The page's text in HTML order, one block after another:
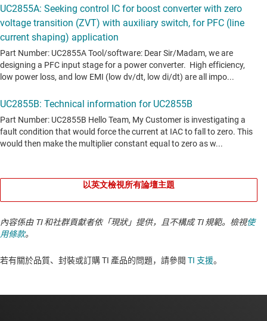
以英文檢視所有論壇主題
內容係由 TI 和社群貢獻者依「現狀」提供，且不構成 TI 規範。檢視使
用條款。
若有關於品質、封裝或訂購 TI 產品的問題，請參閱 TI 支援。​​​​​​​​​​​​​​